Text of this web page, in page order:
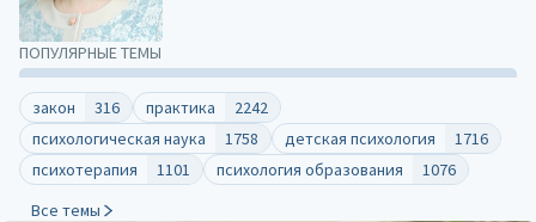
ПОПУЛЯРНЫЕ ТЕМЫ
закон 316 практика
2242
психологическая наука
1758 детская психология
1716
психотерапия
1101 психология образования
1076
Все темы